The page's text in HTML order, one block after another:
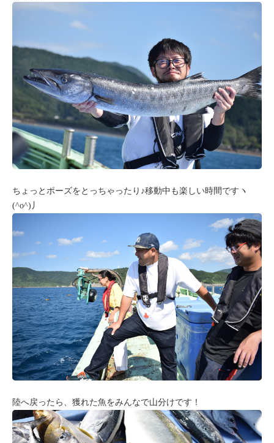
ちょっとポーズをとっちゃったり♪移動中も楽しい時間ですヽ
(^o^)丿
陸へ戻ったら、獲れた魚をみんなで山分けです！